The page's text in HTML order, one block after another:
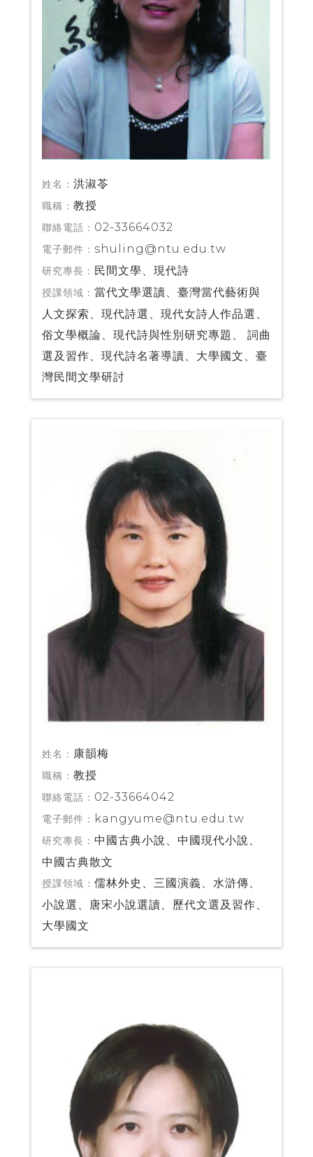
姓名： 洪淑苓
職稱： 教授
聯絡電話： 02-33664032
電子郵件： shuling@ntu.edu.tw
研究專長： 民間文學、現代詩
授課領域： 當代文學選讀、臺灣當代藝術與
人文探索、現代詩選、現代女詩人作品選、
俗文學概論、現代詩與性別研究專題、 詞曲
選及習作、現代詩名著導讀、大學國文、臺
灣民間文學研討
姓名： 康韻梅
職稱： 教授
聯絡電話： 02-33664042
電子郵件： kangyume@ntu.edu.tw
研究專長： 中國古典小說、中國現代小說、
中國古典散文
授課領域： 儒林外史、三國演義、水滸傳、
小說選、唐宋小說選讀、歷代文選及習作、
大學國文